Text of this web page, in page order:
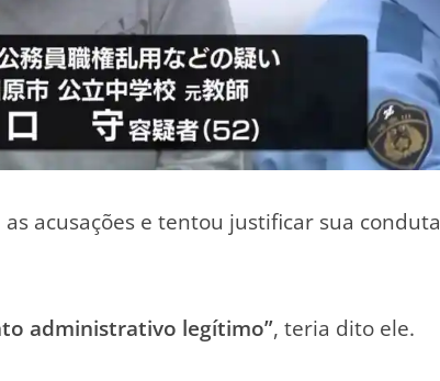
acusações e tentou justificar sua conduta
administrativo legítimo”, teria dito ele.